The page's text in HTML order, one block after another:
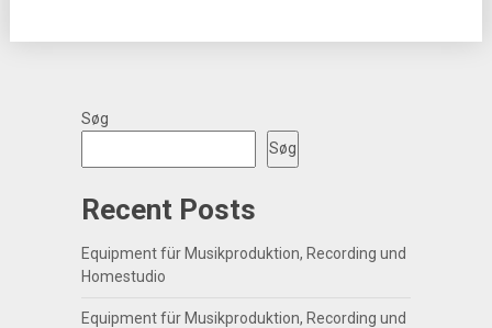
Søg
Søg
Recent Posts
Equipment für Musikproduktion, Recording und
Homestudio
Equipment für Musikproduktion, Recording und